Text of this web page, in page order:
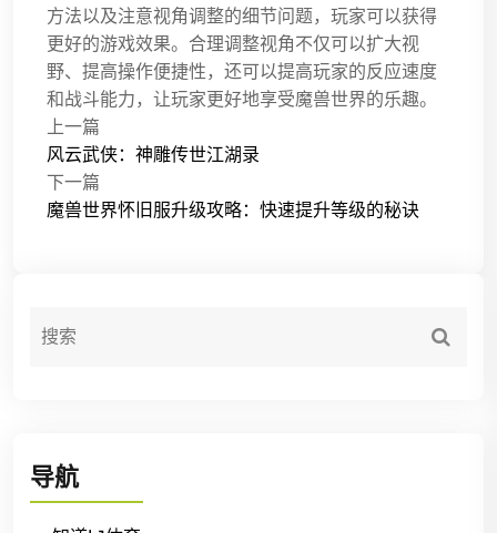
方法以及注意视角调整的细节问题，玩家可以获得
更好的游戏效果。合理调整视角不仅可以扩大视
野、提高操作便捷性，还可以提高玩家的反应速度
和战斗能力，让玩家更好地享受魔兽世界的乐趣。
上一篇
风云武侠：神雕传世江湖录
下一篇
魔兽世界怀旧服升级攻略：快速提升等级的秘诀
导航